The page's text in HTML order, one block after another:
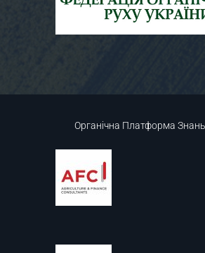
Органічна Платформа